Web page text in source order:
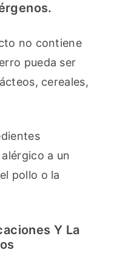
no contiene
pueda ser
cereales,
a un
pollo o la
Y La